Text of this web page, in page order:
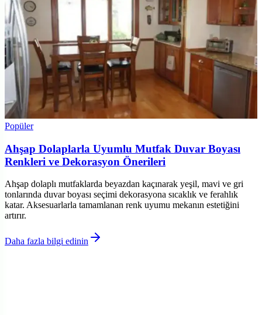
Popüler
Ahşap Dolaplarla Uyumlu Mutfak Duvar Boyası
Renkleri ve Dekorasyon Önerileri
Ahşap dolaplı mutfaklarda beyazdan kaçınarak yeşil, mavi ve gri
tonlarında duvar boyası seçimi dekorasyona sıcaklık ve ferahlık
katar. Aksesuarlarla tamamlanan renk uyumu mekanın estetiğini
artırır.
Daha fazla bilgi edinin